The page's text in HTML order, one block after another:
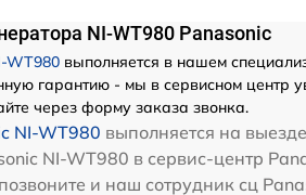
NI-WT980 Panasonic
WT980 выполняется в нашем
гарантию - мы в сервисном центр
через форму заказа звонка.
NI-WT980 выполняется на
NI-WT980 в сервис-центр
и наш сотрудник сц